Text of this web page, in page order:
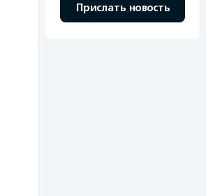
Прислать новость